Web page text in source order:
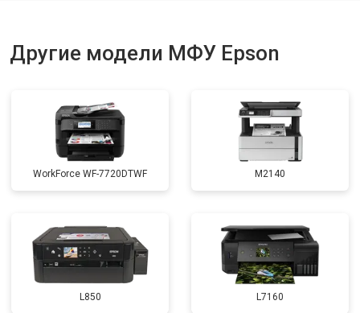
Другие модели МФУ Epson
WorkForce WF-7720DTWF M2140
L850 L7160